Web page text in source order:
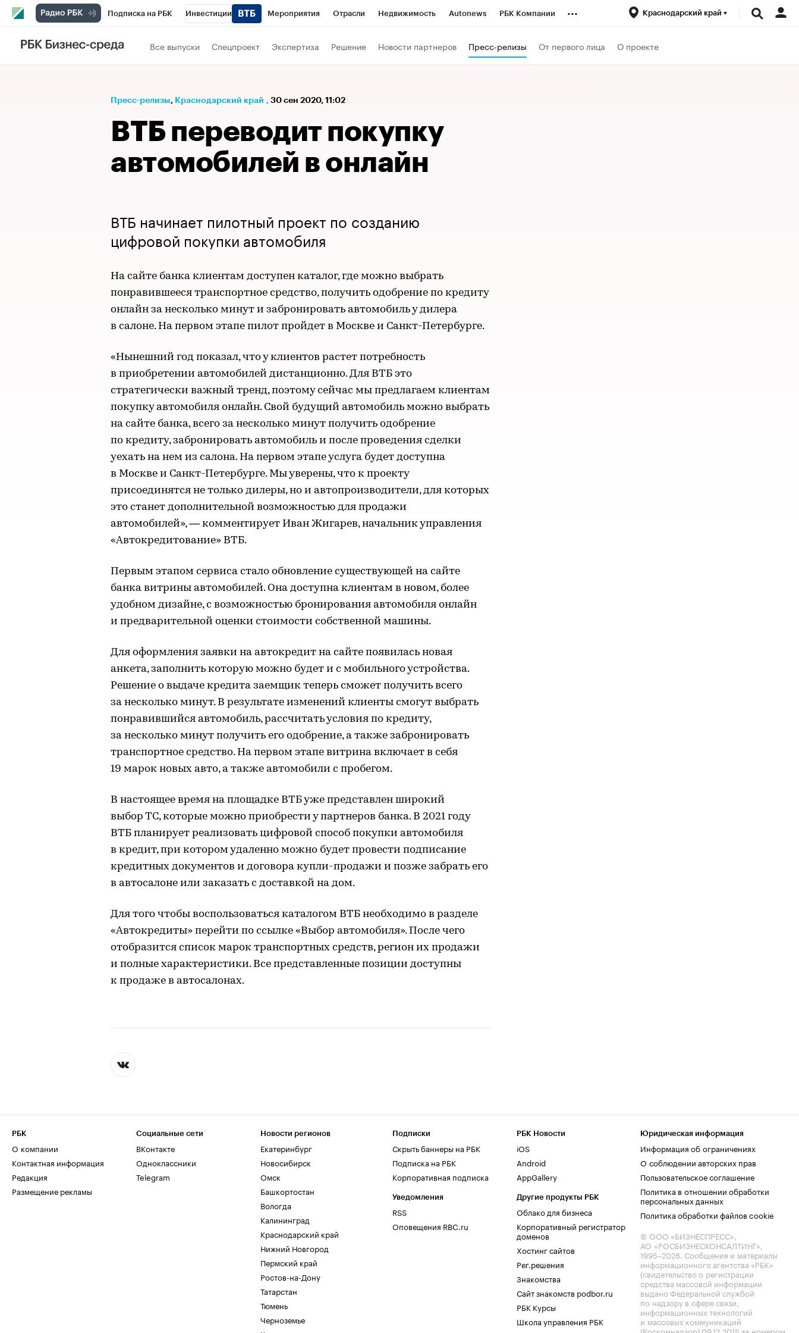
Подписка на РБК Инвестиции Мероприятия Отрасли Недвижимость Autonews РБК Компании
Телеканал
Спецпроекты
... Краснодарский край
Все выпуски Спецпроект Экспертиза Решение Новости партнеров Пресс-релизы От первого лица О проекте
Пресс-релизы⁠, Краснодарский край , 30 сен 2020, 11:02
ВТБ переводит покупку
автомобилей в онлайн
ВТБ начинает пилотный проект по созданию
цифровой покупки автомобиля
На сайте банка клиентам доступен каталог, где можно выбрать
понравившееся транспортное средство, получить одобрение по кредиту
онлайн за несколько минут и забронировать автомобиль у дилера
в салоне. На первом этапе пилот пройдет в Москве и Санкт-Петербурге.
«Нынешний год показал, что у клиентов растет потребность
в приобретении автомобилей дистанционно. Для ВТБ это
стратегически важный тренд, поэтому сейчас мы предлагаем клиентам
покупку автомобиля онлайн. Свой будущий автомобиль можно выбрать
на сайте банка, всего за несколько минут получить одобрение
по кредиту, забронировать автомобиль и после проведения сделки
уехать на нем из салона. На первом этапе услуга будет доступна
в Москве и Санкт-Петербурге. Мы уверены, что к проекту
присоединятся не только дилеры, но и автопроизводители, для которых
это станет дополнительной возможностью для продажи
автомобилей», — комментирует Иван Жигарев, начальник управления
«Автокредитование» ВТБ.
Первым этапом сервиса стало обновление существующей на сайте
банка витрины автомобилей. Она доступна клиентам в новом, более
удобном дизайне, с возможностью бронирования автомобиля онлайн
и предварительной оценки стоимости собственной машины.
Для оформления заявки на автокредит на сайте появилась новая
анкета, заполнить которую можно будет и с мобильного устройства.
Решение о выдаче кредита заемщик теперь сможет получить всего
за несколько минут. В результате изменений клиенты смогут выбрать
понравившийся автомобиль, рассчитать условия по кредиту,
за несколько минут получить его одобрение, а также забронировать
транспортное средство. На первом этапе витрина включает в себя
19 марок новых авто, а также автомобили с пробегом.
В настоящее время на площадке ВТБ уже представлен широкий
выбор ТС, которые можно приобрести у партнеров банка. В 2021 году
ВТБ планирует реализовать цифровой способ покупки автомобиля
в кредит, при котором удаленно можно будет провести подписание
кредитных документов и договора купли-продажи и позже забрать его
в автосалоне или заказать с доставкой на дом.
Для того чтобы воспользоваться каталогом ВТБ необходимо в разделе
«Автокредиты» перейти по ссылке «Выбор автомобиля». После чего
отобразится список марок транспортных средств, регион их продажи
и полные характеристики. Все представленные позиции доступны
к продаже в автосалонах.
РБК
О компании
Контактная информация
Редакция
Размещение рекламы
Социальные сети
ВКонтакте
Одноклассники
Telegram
Новости регионов
Екатеринбург
Новосибирск
Омск
Башкортостан
Вологда
Калининград
Краснодарский край
Нижний Новгород
Пермский край
Ростов-на-Дону
Татарстан
Тюмень
Черноземье
Подписки
Скрыть баннеры на РБК
Подписка на РБК
Корпоративная подписка
Уведомления
RSS
Оповещения RBC.ru
РБК Новости
iOS
Android
AppGallery
Другие продукты РБК
Облако для бизнеса
Корпоративный регистратор
доменов
Хостинг сайтов
Рег.решения
Знакомства
Сайт знакомств podbor.ru
РБК Курсы
Школа управления РБК
Юридическая информация
Информация об ограничениях
О соблюдении авторских прав
Пользовательское соглашение
Политика в отношении обработки
персональных данных
Политика обработки файлов cookie
© ООО «БИЗНЕСПРЕСС»,
АО «РОСБИЗНЕСКОНСАЛТИНГ»,
1995–2026. Сообщения и материалы
информационного агентства «РБК»
(свидетельство о регистрации
средства массовой информации
выдано Федеральной службой
по надзору в сфере связи,
информационных технологий
и массовых коммуникаций
(Роскомнадзор) 09.12.2015 за номером